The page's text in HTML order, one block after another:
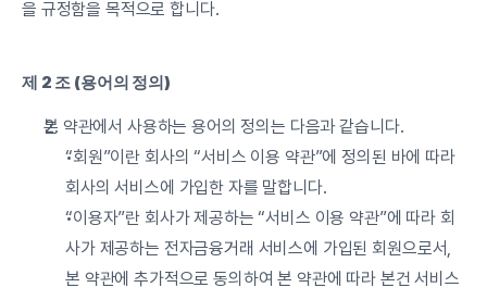
을 규정함을 목적으로 합니다.
제 2 조 (용어의 정의)
본 약관에서 사용하는 용어의 정의는 다음과 같습니다.
“회원”이란 회사의 “서비스 이용 약관”에 정의된 바에 따라
회사의 서비스에 가입한 자를 말합니다.
“이용자”란 회사가 제공하는 “서비스 이용 약관”에 따라 회
사가 제공하는 전자금융거래 서비스에 가입된 회원으로서,
본 약관에 추가적으로 동의하여 본 약관에 따라 본건 서비스